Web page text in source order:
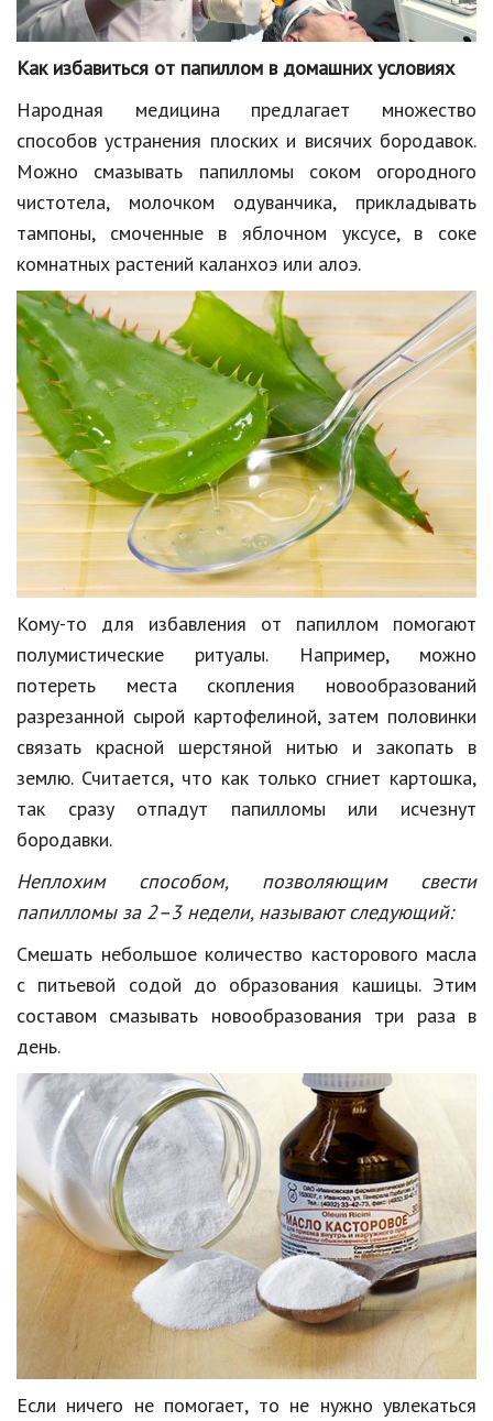
Как избавиться от папиллом в домашних условиях
Народная медицина предлагает множество
способов устранения плоских и висячих бородавок.
Можно смазывать папилломы соком огородного
чистотела, молочком одуванчика, прикладывать
тампоны, смоченные в яблочном уксусе, в соке
комнатных растений каланхоэ или алоэ.
Кому-то для избавления от папиллом помогают
полумистические ритуалы. Например, можно
потереть места скопления новообразований
разрезанной сырой картофелиной, затем половинки
связать красной шерстяной нитью и закопать в
землю. Считается, что как только сгниет картошка,
так сразу отпадут папилломы или исчезнут
бородавки.
Неплохим способом, позволяющим свести
папилломы за 2–3 недели, называют следующий:
Смешать небольшое количество касторового масла
с питьевой содой до образования кашицы. Этим
составом смазывать новообразования три раза в
день.
Если ничего не помогает, то не нужно увлекаться